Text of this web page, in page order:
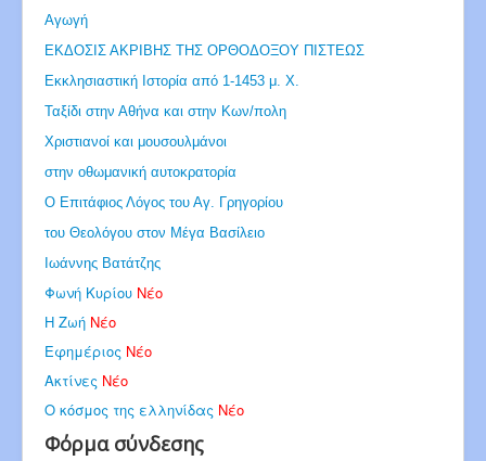
Αγωγή
ΕΚΔΟΣΙΣ ΑΚΡΙΒΗΣ ΤΗΣ ΟΡΘΟΔΟΞΟΥ ΠΙΣΤΕΩΣ
Εκκλησιαστική Ιστορία από 1-1453 μ. Χ.
Ταξίδι στην Αθήνα και στην Κων/πολη
Χριστιανοί και μουσουλμάνοι
στην οθωμανική αυτοκρατορία
Ο Επιτάφιος Λόγος του Αγ. Γρηγορίου
του Θεολόγου στον Μέγα Βασίλειο
Ιωάννης Βατάτζης
Φωνή Κυρίου Νέο
Η Ζωή Νέο
Εφημέριος Νέο
Ακτίνες Νέο
Ο κόσμος της ελληνίδας Νέο
Φόρμα σύνδεσης